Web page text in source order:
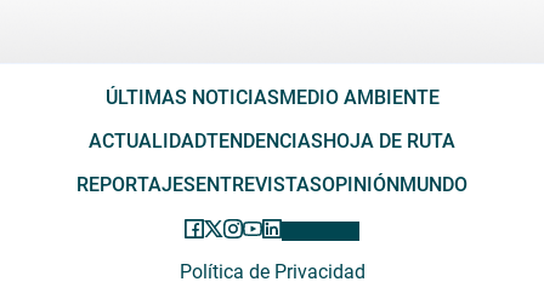
ÚLTIMAS NOTICIASMEDIO AMBIENTE
ACTUALIDADTENDENCIASHOJA DE RUTA
REPORTAJESENTREVISTASOPINIÓNMUNDO
Política de Privacidad